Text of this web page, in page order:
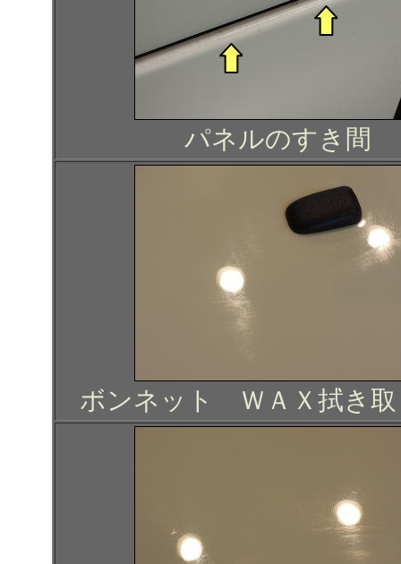
パネルのすき間
ボンネット ＷＡＸ拭き取